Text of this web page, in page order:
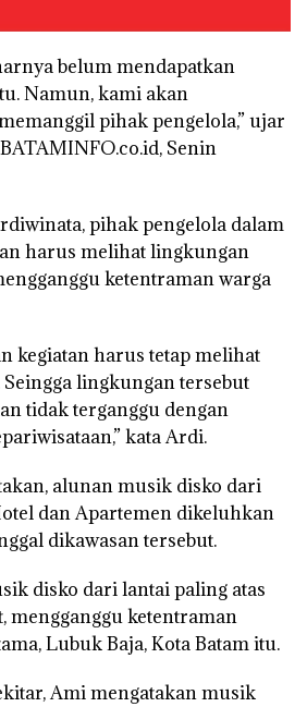
belum mendapatkan
Namun, kami akan
pihak pengelola,” ujar
Senin
pihak pengelola dalam
harus melihat lingkungan
ketentraman warga
kegiatan harus tetap melihat
lingkungan tersebut
tidak terganggu dengan
kata Ardi.
alunan musik disko dari
dan Apartemen dikeluhkan
dikawasan tersebut.
disko dari lantai paling atas
mengganggu ketentraman
Lubuk Baja, Kota Batam itu.
Ami mengatakan musik